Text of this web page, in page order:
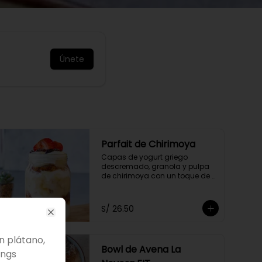
Únete
Parfait de Chirimoya
Capas de yogurt griego
descremado, granola y pulpa
de chirimoya con un toque de
S/ 26.50
Bowl de Avena La
plátano,
Close